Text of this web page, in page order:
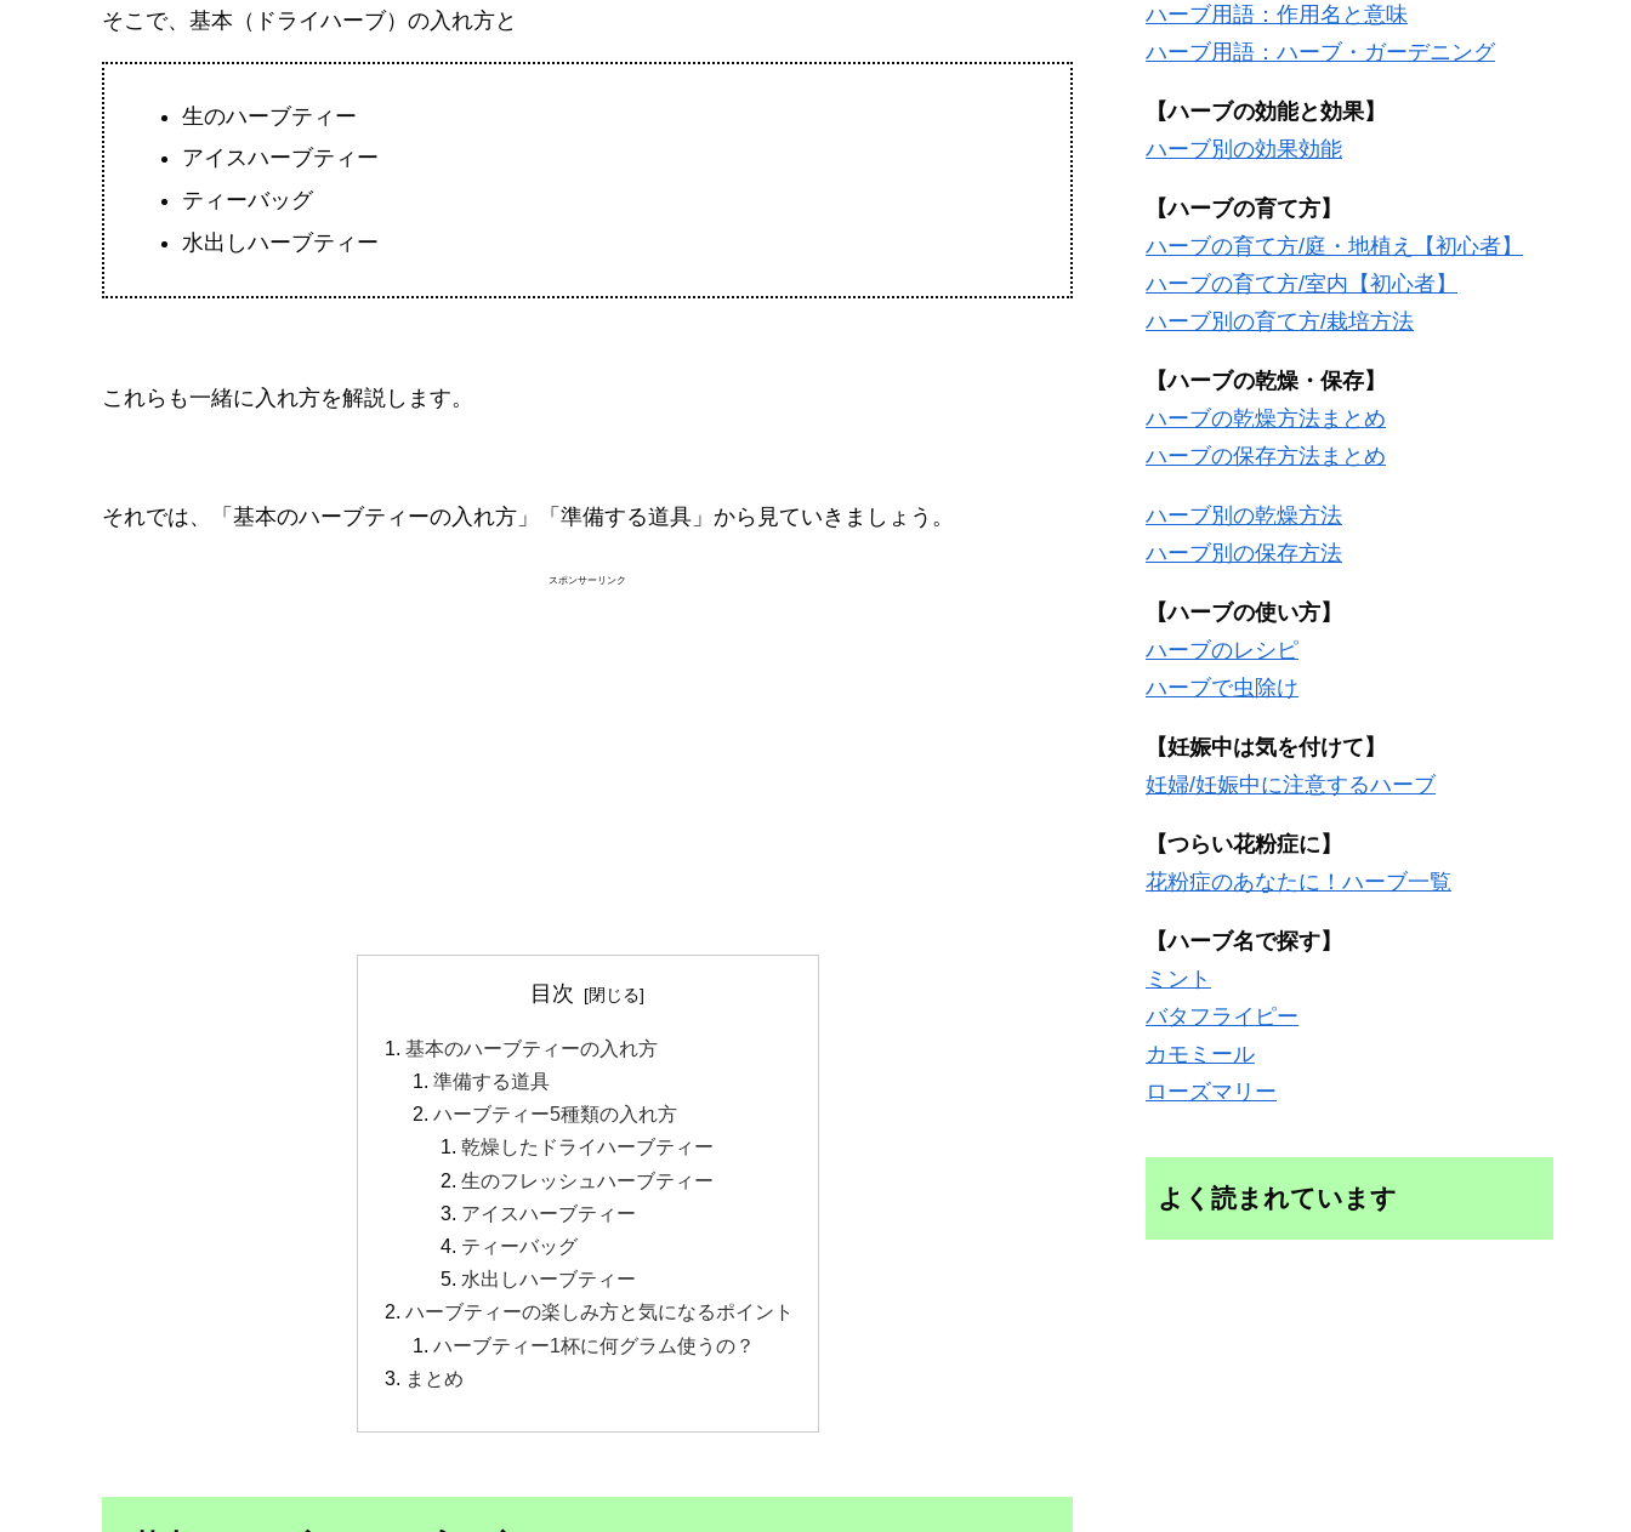
そこで、基本（ドライハーブ）の入れ方と
生のハーブティー
アイスハーブティー
ティーバッグ
水出しハーブティー
これらも一緒に入れ方を解説します。
それでは、「基本のハーブティーの入れ方」「準備する道具」から見ていきましょう。
スポンサーリンク
目次
基本のハーブティーの入れ方
準備する道具
ハーブティー5種類の入れ方
乾燥したドライハーブティー
生のフレッシュハーブティー
アイスハーブティー
ティーバッグ
水出しハーブティー
ハーブティーの楽しみ方と気になるポイント
ハーブティー1杯に何グラム使うの？
まとめ
ハーブ用語：作用名と意味
ハーブ用語：ハーブ・ガーデニング
【ハーブの効能と効果】
ハーブ別の効果効能
【ハーブの育て方】
ハーブの育て方/庭・地植え【初心者】
ハーブの育て方/室内【初心者】
ハーブ別の育て方/栽培方法
【ハーブの乾燥・保存】
ハーブの乾燥方法まとめ
ハーブの保存方法まとめ
ハーブ別の乾燥方法
ハーブ別の保存方法
【ハーブの使い方】
ハーブのレシピ
ハーブで虫除け
【妊娠中は気を付けて】
妊婦/妊娠中に注意するハーブ
【つらい花粉症に】
花粉症のあなたに！ハーブ一覧
【ハーブ名で探す】
ミント
バタフライピー
カモミール
ローズマリー
よく読まれています